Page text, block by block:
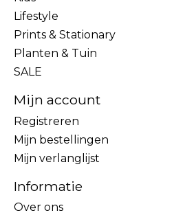
Lifestyle
Prints & Stationary
Planten & Tuin
SALE
Mijn account
Registreren
Mijn bestellingen
Mijn verlanglijst
Informatie
Over ons